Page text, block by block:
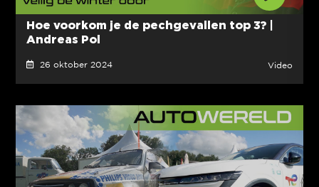
Hoe voorkom je de pechgevallen top 3? |
Andreas Pol
26 oktober 2024 Video